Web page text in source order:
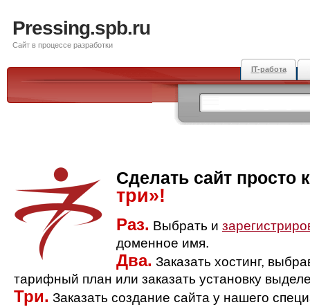
Pressing.spb.ru
Сайт в процессе разработки
IT-работа
Сделать сайт просто
три»!
Раз. Выбрать и
доменное имя.
Два. Заказать хостинг,
тарифный план или заказать установку
Три. Заказать создание сайта у нашего